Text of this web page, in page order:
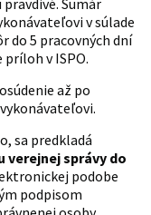
v súlade
do 5 pracovných dní
v ISPO.
až po
sa predkladá
správy do
podobe
podpisom